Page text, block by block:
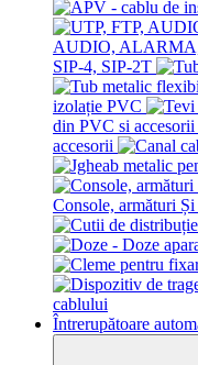
AUDIO,
SIP-4, SIP-2T
izolație PVC
din PVC si accesorii
accesorii
Console, armături
cablului
Întrerupătoare